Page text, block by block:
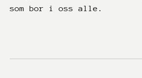
som bor i oss alle.